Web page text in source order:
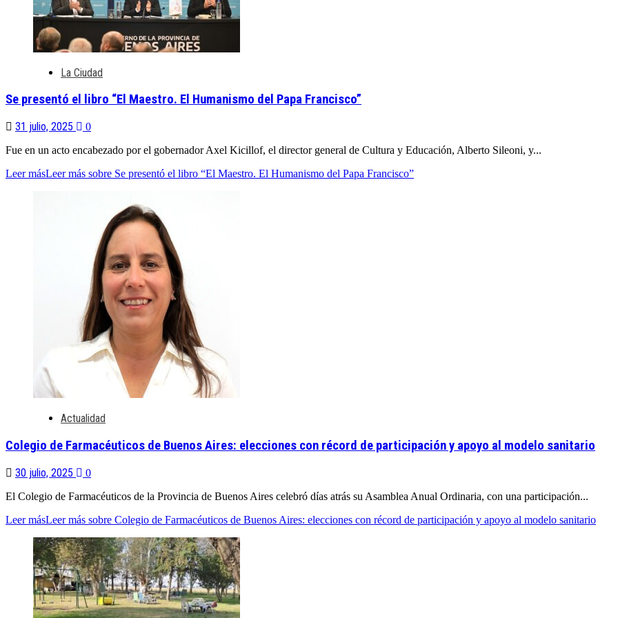
La Ciudad
Se presentó el libro “El Maestro. El Humanismo del Papa Francisco”
31 julio, 2025
0
Fue en un acto encabezado por el gobernador Axel Kicillof, el director general de Cultura y Educación, Alberto Sileoni, y...
Leer másLeer más sobre Se presentó el libro “El Maestro. El Humanismo del Papa Francisco”
Actualidad
Colegio de Farmacéuticos de Buenos Aires: elecciones con récord de participación y apoyo al modelo sanitario
30 julio, 2025
0
El Colegio de Farmacéuticos de la Provincia de Buenos Aires celebró días atrás su Asamblea Anual Ordinaria, con una participación...
Leer másLeer más sobre Colegio de Farmacéuticos de Buenos Aires: elecciones con récord de participación y apoyo al modelo sanitario